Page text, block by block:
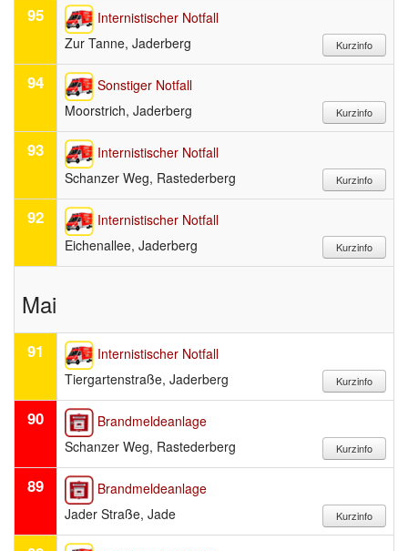
95
Internistischer Notfall
Zur Tanne, Jaderberg
94
Sonstiger Notfall
Moorstrich, Jaderberg
93
Internistischer Notfall
Schanzer Weg, Rastederberg
92
Internistischer Notfall
Eichenallee, Jaderberg
Mai
91
Internistischer Notfall
Tiergartenstraße, Jaderberg
90
Brandmeldeanlage
Schanzer Weg, Rastederberg
89
Brandmeldeanlage
Jader Straße, Jade